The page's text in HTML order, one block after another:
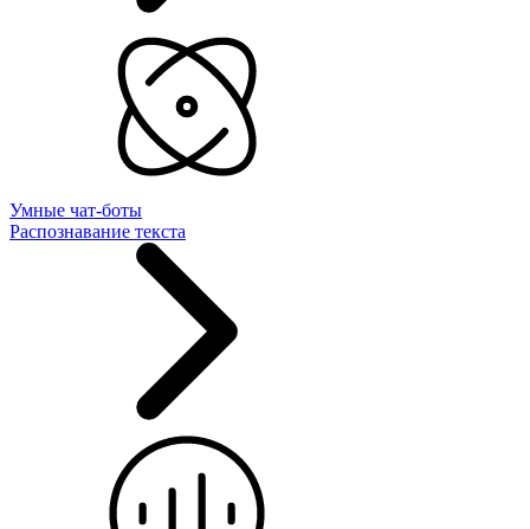
Умные чат-боты
Распознавание текста